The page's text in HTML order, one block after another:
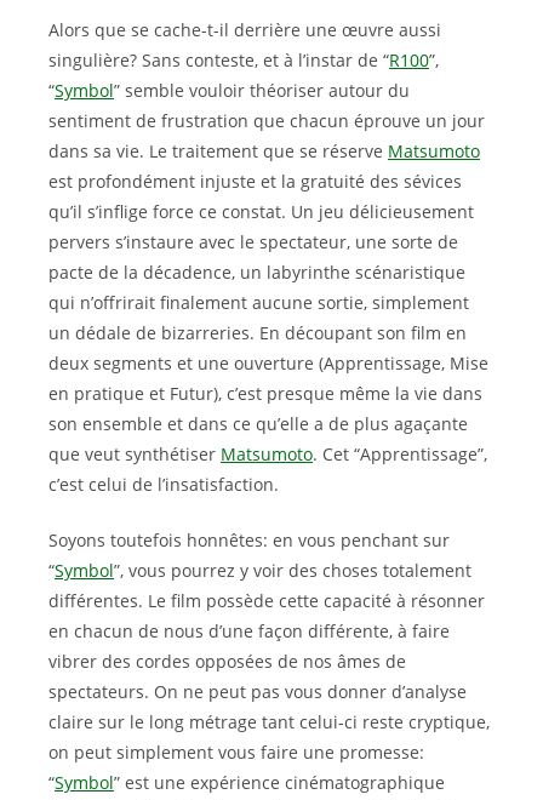
Alors que se cache-t-il derrière une œuvre aussi
singulière? Sans conteste, et à l’instar de “R100”,
“Symbol” semble vouloir théoriser autour du
sentiment de frustration que chacun éprouve un jour
dans sa vie. Le traitement que se réserve Matsumoto
est profondément injuste et la gratuité des sévices
qu’il s’inflige force ce constat. Un jeu délicieusement
pervers s’instaure avec le spectateur, une sorte de
pacte de la décadence, un labyrinthe scénaristique
qui n’offrirait finalement aucune sortie, simplement
un dédale de bizarreries. En découpant son film en
deux segments et une ouverture (Apprentissage, Mise
en pratique et Futur), c’est presque même la vie dans
son ensemble et dans ce qu’elle a de plus agaçante
que veut synthétiser Matsumoto. Cet “Apprentissage”,
c’est celui de l’insatisfaction.
Soyons toutefois honnêtes: en vous penchant sur
“Symbol”, vous pourrez y voir des choses totalement
différentes. Le film possède cette capacité à résonner
en chacun de nous d’une façon différente, à faire
vibrer des cordes opposées de nos âmes de
spectateurs. On ne peut pas vous donner d’analyse
claire sur le long métrage tant celui-ci reste cryptique,
on peut simplement vous faire une promesse:
“Symbol” est une expérience cinématographique